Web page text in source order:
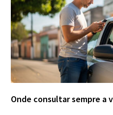
Onde consultar sempre a